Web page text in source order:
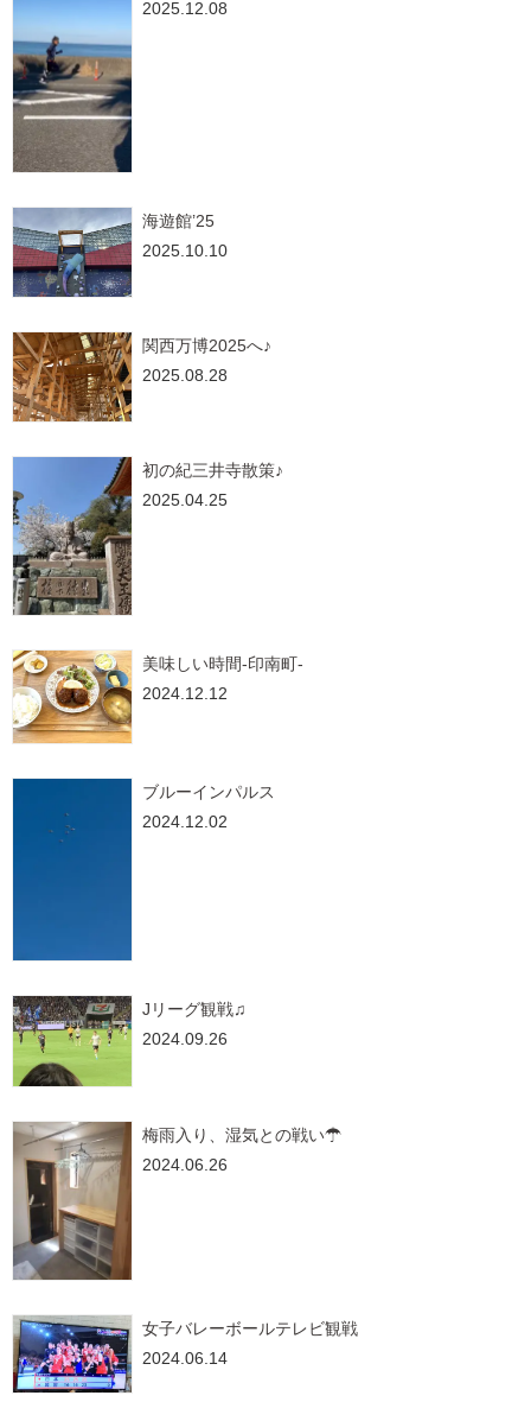
2025.12.08
海遊館’25
2025.10.10
関西万博2025へ♪
2025.08.28
初の紀三井寺散策♪
2025.04.25
美味しい時間-印南町-
2024.12.12
ブルーインパルス
2024.12.02
Jリーグ観戦♫
2024.09.26
梅雨入り、湿気との戦い☂
2024.06.26
女子バレーボールテレビ観戦
2024.06.14